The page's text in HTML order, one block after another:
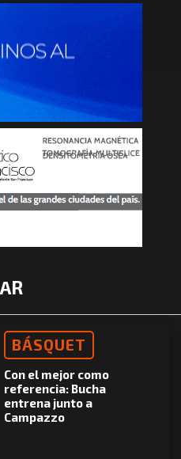
BÁSQUET
Con el mejor como
referencia: Bucha
entrena junto a
Campazzo